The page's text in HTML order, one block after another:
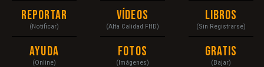
Reportar
(Notificar)
Ayuda
(Online)
Vídeos
(Alta Calidad FHD)
Fotos
(Imágenes)
Libros
(Sin Registrarse)
Gratis
(Bajar)